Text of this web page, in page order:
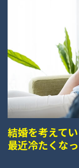
結婚を考えて
最近冷たくな